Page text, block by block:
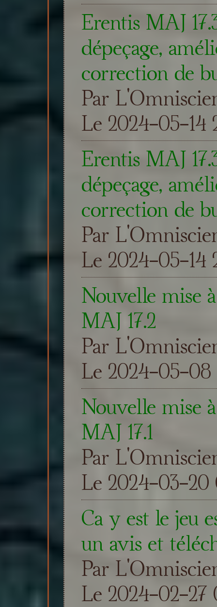
Erentis MAJ
dépeçage,
correction de
Par
Le 2024-05-14
Erentis MAJ
dépeçage,
correction de
Par
Le 2024-05-14
Nouvelle mise
MAJ 17.2
Par
Le 2024-05-08
Nouvelle mise
MAJ 17.1
Par
Le 2024-03-20
Ca y est le jeu
un avis et
Par
Le 2024-02-27